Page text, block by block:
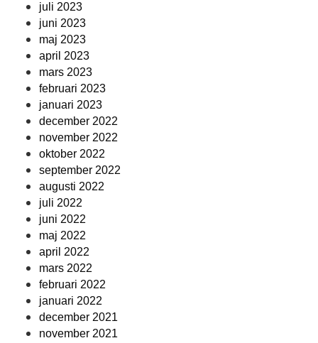
juli 2023
juni 2023
maj 2023
april 2023
mars 2023
februari 2023
januari 2023
december 2022
november 2022
oktober 2022
september 2022
augusti 2022
juli 2022
juni 2022
maj 2022
april 2022
mars 2022
februari 2022
januari 2022
december 2021
november 2021